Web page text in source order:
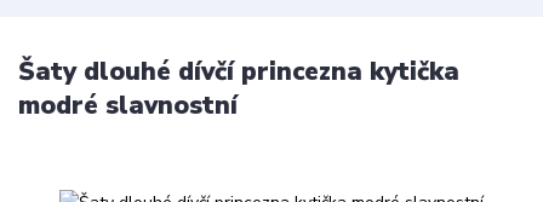
Šaty dlouhé dívčí princezna kytička
modré slavnostní